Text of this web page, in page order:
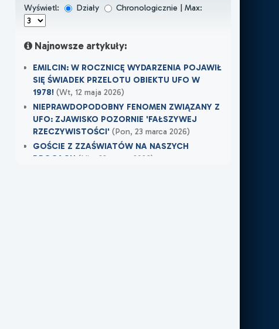
Wyświetl: Działy Chronologicznie | Max:
Najnowsze artykuły:
EMILCIN: W ROCZNICĘ WYDARZENIA POJAWIŁ
SIĘ ŚWIADEK PRZELOTU OBIEKTU UFO W
1978!(Wt, 12 maja 2026)
NIEPRAWDOPODOBNY FENOMEN ZWIĄZANY Z
UFO: ZJAWISKO POZORNIE 'FAŁSZYWEJ
RZECZYWISTOŚCI'(Pon, 23 marca 2026)
GOŚCIE Z ZZAŚWIATÓW NA NASZYCH
DROGACH (Nie, 22 marca 2026)